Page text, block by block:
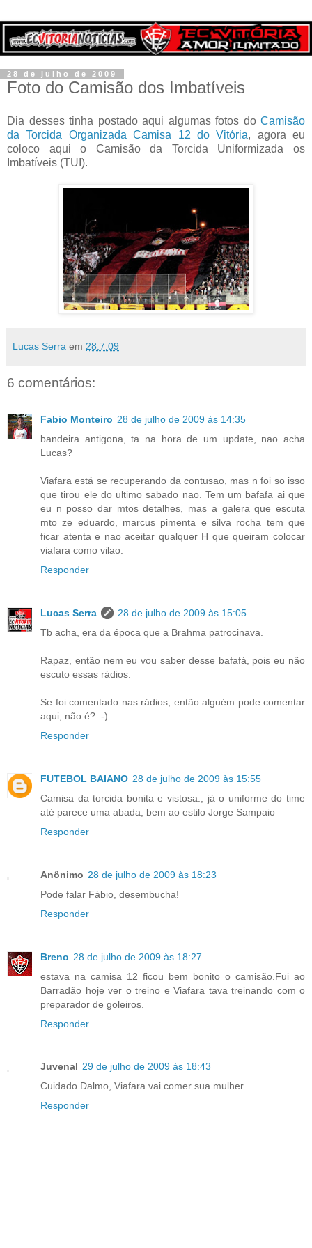
28 de julho de 2009
Foto do Camisão dos Imbatíveis
Dia desses tinha postado aqui algumas fotos do Camisão
da Torcida Organizada Camisa 12 do Vitória, agora eu
coloco aqui o Camisão da Torcida Uniformizada os
Imbatíveis (TUI).
Lucas Serra em 28.7.09
6 comentários:
Fabio Monteiro 28 de julho de 2009 às 14:35
bandeira antigona, ta na hora de um update, nao acha
Lucas?
Viafara está se recuperando da contusao, mas n foi so isso
que tirou ele do ultimo sabado nao. Tem um bafafa ai que
eu n posso dar mtos detalhes, mas a galera que escuta
mto ze eduardo, marcus pimenta e silva rocha tem que
ficar atenta e nao aceitar qualquer H que queiram colocar
viafara como vilao.
Responder
Lucas Serra
28 de julho de 2009 às 15:05
Tb acha, era da época que a Brahma patrocinava.
Rapaz, então nem eu vou saber desse bafafá, pois eu não
escuto essas rádios.
Se foi comentado nas rádios, então alguém pode comentar
aqui, não é? :-)
Responder
FUTEBOL BAIANO 28 de julho de 2009 às 15:55
Camisa da torcida bonita e vistosa., já o uniforme do time
até parece uma abada, bem ao estilo Jorge Sampaio
Responder
Anônimo 28 de julho de 2009 às 18:23
Pode falar Fábio, desembucha!
Responder
Breno 28 de julho de 2009 às 18:27
estava na camisa 12 ficou bem bonito o camisão.Fui ao
Barradão hoje ver o treino e Viafara tava treinando com o
preparador de goleiros.
Responder
Juvenal 29 de julho de 2009 às 18:43
Cuidado Dalmo, Viafara vai comer sua mulher.
Responder